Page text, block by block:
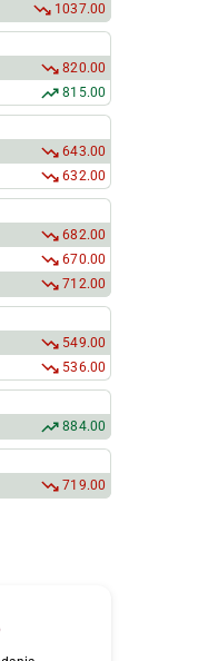
1037.00
820.00
815.00
643.00
632.00
682.00
670.00
712.00
549.00
536.00
884.00
719.00